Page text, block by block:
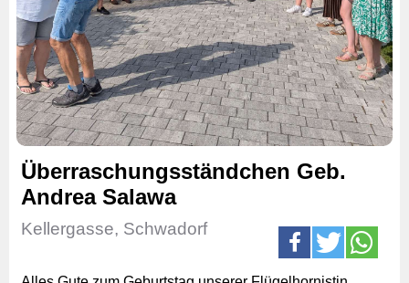
Überraschungsständchen Geb.
Andrea Salawa
Kellergasse, Schwadorf